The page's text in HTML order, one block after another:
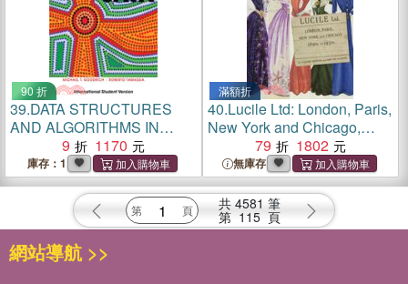
90 折
39.DATA STRUCTURES
AND ALGORITHMS IN
JAVA 5/E INTERNATIONAL
STUDENT VERSION
9 1170
庫存：1
滿額折
40.Lucile Ltd: London, Paris,
New York and Chicago,
1890s-1930s
79 1802
無庫存
共 4581 筆
第 115 頁
網站導航 >>